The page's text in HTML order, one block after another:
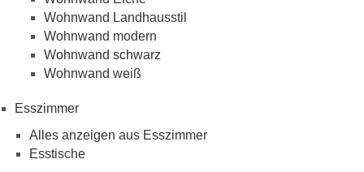
Wohnwand Landhausstil
Wohnwand modern
Wohnwand schwarz
Wohnwand weiß
Esszimmer
Alles anzeigen aus Esszimmer
Esstische